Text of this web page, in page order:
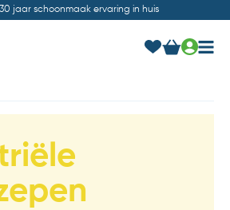
jaar schoonmaak ervaring in huis